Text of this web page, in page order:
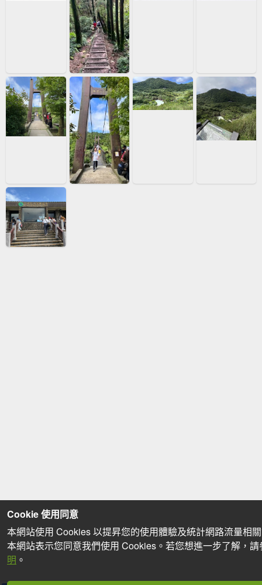
Cookie 使用同意
本網站使用 Cookies 以提昇您的使用體驗及統計網路流量相
本網站表示您同意我們使用 Cookies。若您想進一步了解，
明 。